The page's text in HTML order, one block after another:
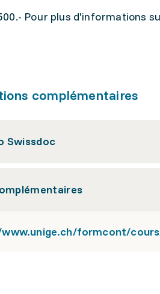
Pour plus d'informations
complémentaires
Swissdoc
formcont/